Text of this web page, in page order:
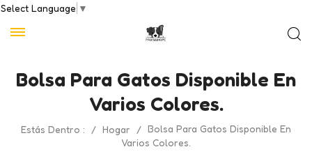
Select Language ▼
Bolsa Para Gatos Disponible En
Varios Colores.
Estás Dentro : / Hogar / Bolsa Para Gatos Disponible En
Varios Colores.